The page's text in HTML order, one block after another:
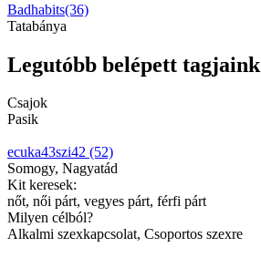
Badhabits(36)
Tatabánya
Legutóbb belépett tagjaink
Csajok
Pasik
ecuka43szi42 (52)
Somogy, Nagyatád
Kit keresek:
nőt, női párt, vegyes párt, férfi párt
Milyen célból?
Alkalmi szexkapcsolat, Csoportos szexre